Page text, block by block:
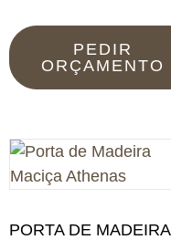
PEDIR
ORÇAMENTO
PORTA DE MADEIRA